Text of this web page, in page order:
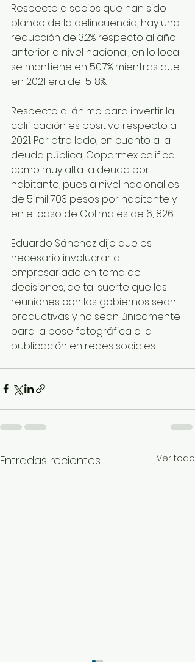
Respecto a socios que han sido
blanco de la delincuencia, hay una
reducción de 3.2% respecto al año
anterior a nivel nacional, en lo local
se mantiene en 50.7% mientras que
en 2021 era del 51.8%.
Respecto al ánimo para invertir la
calificación es positiva respecto a
2021. Por otro lado, en cuanto a la
deuda pública, Coparmex califica
como muy alta la deuda por
habitante, pues a nivel nacional es
de 5 mil 703 pesos por habitante y
en el caso de Colima es de 6, 826.
Eduardo Sánchez dijo que es
necesario involucrar al
empresariado en toma de
decisiones, de tal suerte que las
reuniones con los gobiernos sean
productivas y no sean únicamente
para la pose fotográfica o la
publicación en redes sociales.
Entradas recientes Ver todo